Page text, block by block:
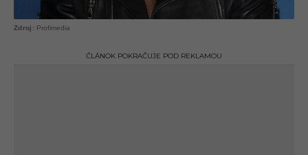
Profimedia
ČLÁNOK POKRAČUJE POD REKLAMOU